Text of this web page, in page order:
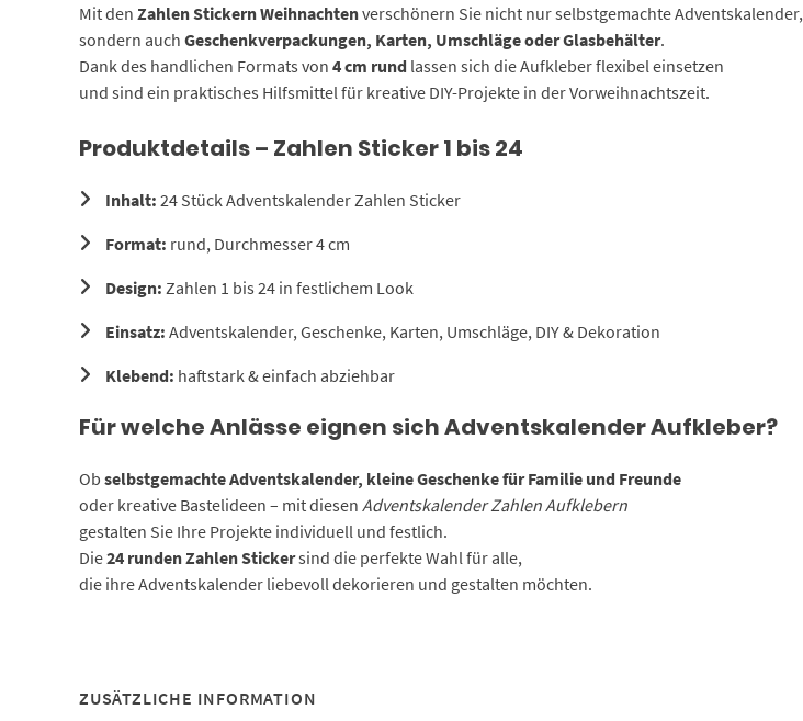
Mit den Zahlen Stickern Weihnachtenverschönern Sie nicht nur selbstgemachte Adventskalender,
sondern auch Geschenkverpackungen, Karten, Umschläge oder Glasbehälter.
Dank des handlichen Formats von 4 cm rundlassen sich die Aufkleber flexibel einsetzen
und sind ein praktisches Hilfsmittel für kreative DIY-Projekte in der Vorweihnachtszeit.
Produktdetails – Zahlen Sticker 1 bis 24
Inhalt: 24 Stück Adventskalender Zahlen Sticker
Format: rund, Durchmesser 4 cm
Design: Zahlen 1 bis 24 in festlichem Look
Einsatz: Adventskalender, Geschenke, Karten, Umschläge, DIY & Dekoration
Klebend: haftstark & einfach abziehbar
Für welche Anlässe eignen sich Adventskalender Aufkleber?
Ob selbstgemachte Adventskalender, kleine Geschenke für Familie und Freunde
oder kreative Bastelideen – mit diesen Adventskalender Zahlen Aufklebern
gestalten Sie Ihre Projekte individuell und festlich.
Die24 runden Zahlen Stickersind die perfekte Wahl für alle,
die ihre Adventskalender liebevoll dekorieren und gestalten möchten.
ZUSÄTZLICHE INFORMATION